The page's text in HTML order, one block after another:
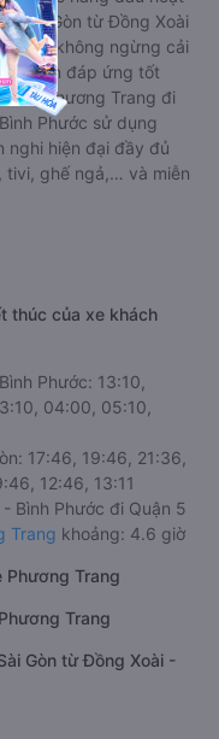
- Sài Gòn từ Đồng Xoài
xe không ngừng cải
nhằm đáp ứng tốt
xe Phương Trang đi
Phước sử dụng
nghi hiện đại đầy đủ
tivi, ghế ngả,… và miễn
thúc của xe khách
Phước: 13:10,
04:00, 05:10,
17:46, 19:46, 21:36,
12:46, 13:11
Bình Phước đi Quận 5
Trang khoảng: 4.6 giờ
Phương Trang
Trang
Gòn từ Đồng Xoài -